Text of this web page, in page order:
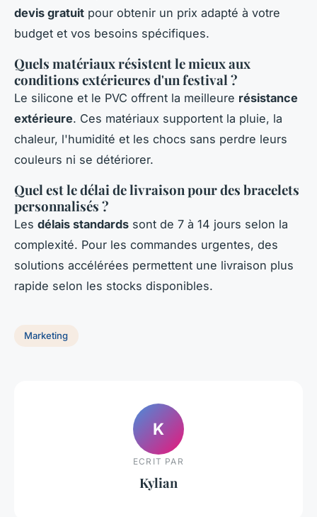
devis gratuit pour obtenir un prix adapté à votre
budget et vos besoins spécifiques.
Quels matériaux résistent le mieux aux
conditions extérieures d'un festival ?
Le silicone et le PVC offrent la meilleure résistance
extérieure. Ces matériaux supportent la pluie, la
chaleur, l'humidité et les chocs sans perdre leurs
couleurs ni se détériorer.
Quel est le délai de livraison pour des bracelets
personnalisés ?
Les délais standards sont de 7 à 14 jours selon la
complexité. Pour les commandes urgentes, des
solutions accélérées permettent une livraison plus
rapide selon les stocks disponibles.
Marketing
K
ECRIT PAR
Kylian